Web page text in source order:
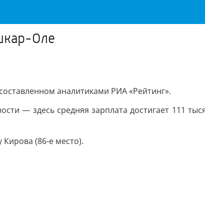
Оле
аналитиками РИА «Рейтинг».
— здесь средняя зарплата достигает 111
(86-е место).